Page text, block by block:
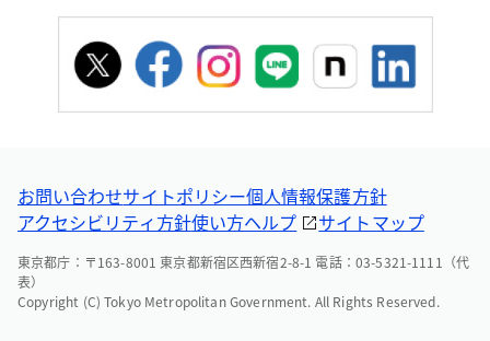
お問い合わせサイトポリシー個人情報保護方針
アクセシビリティ方針使い方ヘルプ サイトマップ
東京都庁：〒163-8001 東京都新宿区西新宿2-8-1 電話：03-5321-1111（代
表）
Copyright (C) Tokyo Metropolitan Government. All Rights Reserved.